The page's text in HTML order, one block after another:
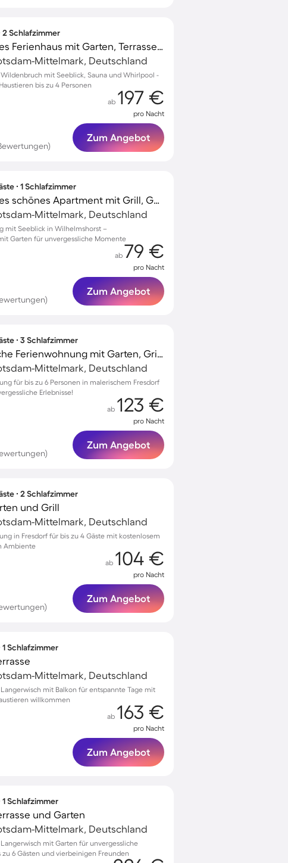
2 Schlafzimmer
Kinderfreundliches Ferienhaus mit Garten, Terrasse und Sauna | Naturblick | Hunde erlaubt
Mittelmark, Deutschland
mit Seeblick, Sauna und Whirlpool -
bis zu 4 Personen
ab 197 €
pro Nacht
Zum Angebot
∙ 1 Schlafzimmer
Kinderfreundliches schönes Apartment mit Grill, Garten und Terrasse
Mittelmark, Deutschland
mit Seeblick in Wilhelmshorst –
Garten für unvergessliche Momente
ab 79 €
pro Nacht
Zum Angebot
∙ 3 Schlafzimmer
Familienfreundliche Ferienwohnung mit Garten, Grill und Terrasse
Mittelmark, Deutschland
für bis zu 6 Personen in malerischem Fresdorf
Erlebnisse!
ab 123 €
pro Nacht
Zum Angebot
∙ 2 Schlafzimmer
und Grill
Mittelmark, Deutschland
in Fresdorf für bis zu 4 Gäste mit kostenlosem
Ambiente
ab 104 €
pro Nacht
Zum Angebot
1 Schlafzimmer
Mittelmark, Deutschland
mit Balkon für entspannte Tage mit
willkommen
ab 163 €
pro Nacht
Zum Angebot
1 Schlafzimmer
und Garten
Mittelmark, Deutschland
mit Garten für unvergessliche
6 Gästen und vierbeinigen Freunden